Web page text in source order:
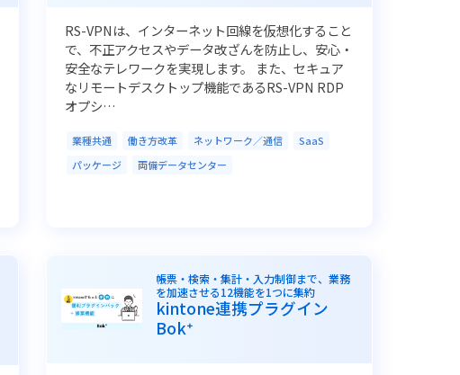
RS-VPNは、インターネット回線を仮想化すること
で、不正アクセスやデータ改ざんを防止し、安心・
安全なテレワークを実現します。 また、セキュア
なリモートデスクトップ機能であるRS-VPN RDP
オプシ…
業種共通 働き方改革 ネットワーク／通信
SaaS
パッケージ
両備データセンター
帳票・検索・集計・入力制御まで、業務
を加速させる12機能を1つに集約
kintone連携プラグイン
Bok⁺